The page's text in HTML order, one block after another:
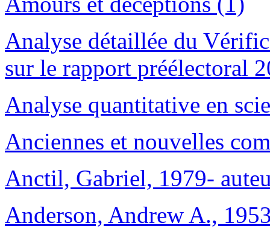
Analyse détaillée du
sur le rapport préélectoral
Analyse quantitative en
Anciennes et nouvelles
Anctil, Gabriel, 1979-
Anderson, Andrew A.,